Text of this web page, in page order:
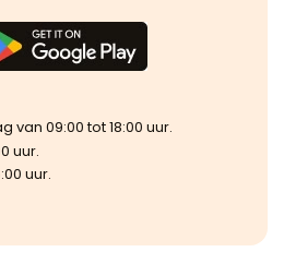
09:00 tot 18:00 uur.
uur.
uur.